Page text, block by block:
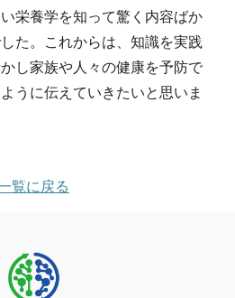
栄養学を知って驚く内容ばか
した。これからは、知識を実践
し家族や人々の健康を予防で
うに伝えていきたいと思いま
覧に戻る